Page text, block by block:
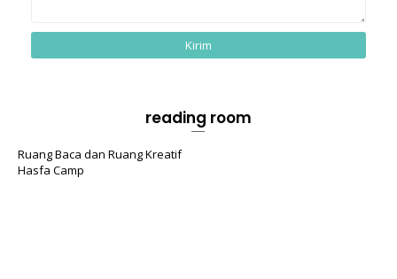
reading room
Ruang Baca dan Ruang Kreatif
Hasfa Camp